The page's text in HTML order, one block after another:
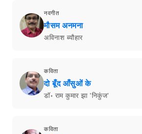
नवगीत
मौसम अनमना
अविनाश ब्यौहार
कविता
दो बूँद आँसुओं के
डॉ॰ राम कुमार झा 'निकुंज'
कविता